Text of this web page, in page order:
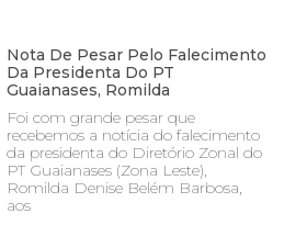
Nota De Pesar Pelo Falecimento
Da Presidenta Do PT
Guaianases, Romilda
Foi com grande pesar que
recebemos a notícia do falecimento
da presidenta do Diretório Zonal do
PT Guaianases (Zona Leste),
Romilda Denise Belém Barbosa,
aos